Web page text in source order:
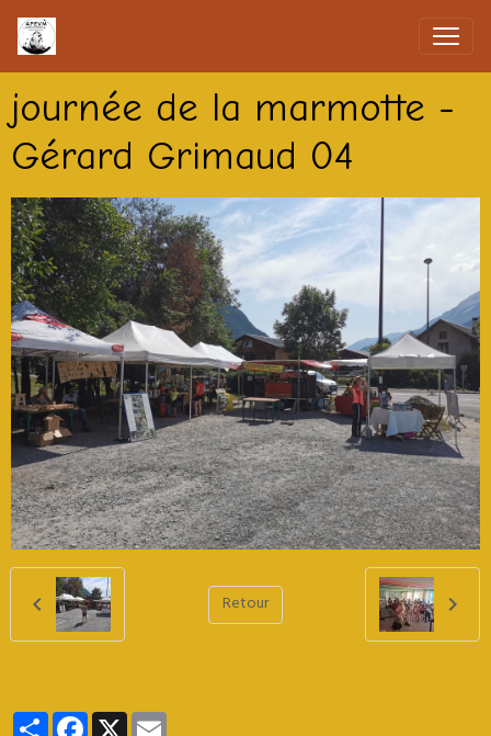
journée de la marmotte -
Gérard Grimaud 04
Retour
PartagerFacebook
X